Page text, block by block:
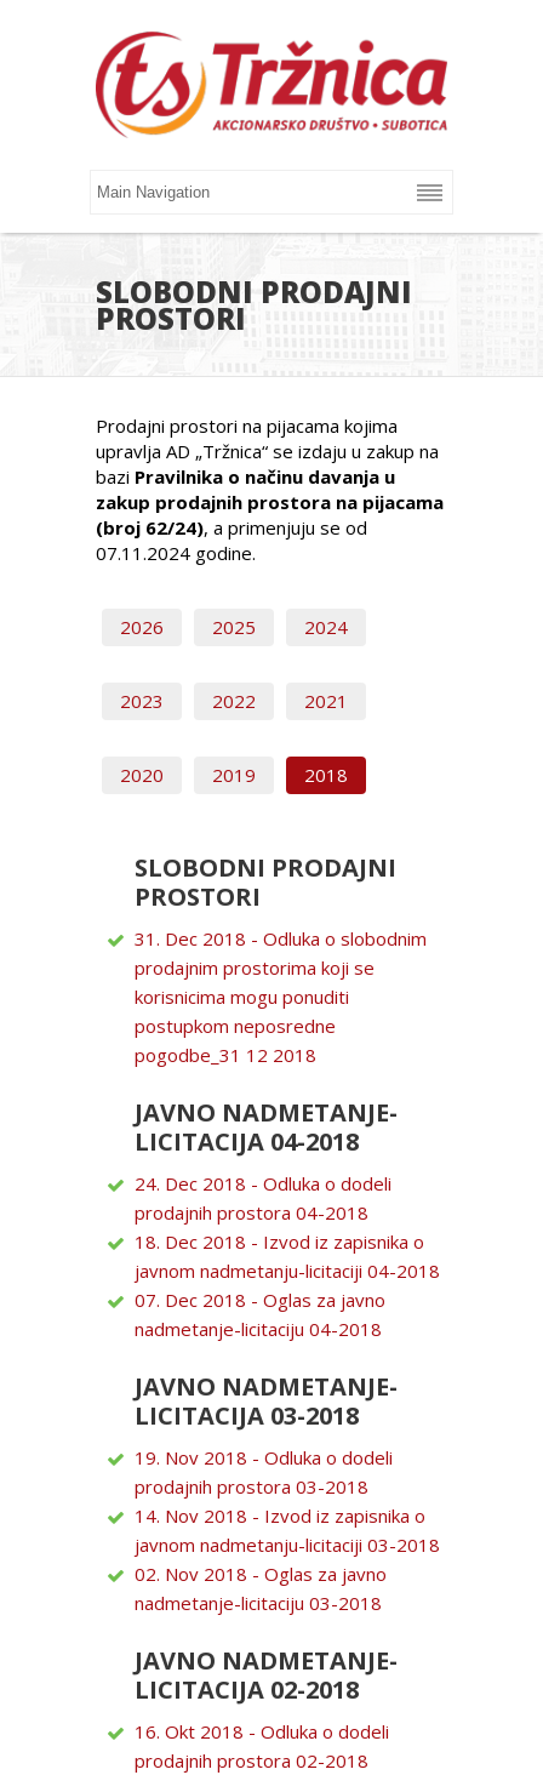
SLOBODNI PRODAJNI
PROSTORI
Prodajni prostori na pijacama kojima
upravlja AD „Tržnica“ se izdaju u zakup na
bazi Pravilnika o načinu davanja u
zakup prodajnih prostora na pijacama
(broj 62/24), a primenjuju se od
07.11.2024 godine.
2026 2025 2024
2023 2022 2021
2020 2019 2018
SLOBODNI PRODAJNI
PROSTORI
31. Dec 2018 - Odluka o slobodnim
prodajnim prostorima koji se
korisnicima mogu ponuditi
postupkom neposredne
pogodbe_31 12 2018
JAVNO NADMETANJE-
LICITACIJA 04-2018
24. Dec 2018 - Odluka o dodeli
prodajnih prostora 04-2018
18. Dec 2018 - Izvod iz zapisnika o
javnom nadmetanju-licitaciji 04-2018
07. Dec 2018 - Oglas za javno
nadmetanje-licitaciju 04-2018
JAVNO NADMETANJE-
LICITACIJA 03-2018
19. Nov 2018 - Odluka o dodeli
prodajnih prostora 03-2018
14. Nov 2018 - Izvod iz zapisnika o
javnom nadmetanju-licitaciji 03-2018
02. Nov 2018 - Oglas za javno
nadmetanje-licitaciju 03-2018
JAVNO NADMETANJE-
LICITACIJA 02-2018
16. Okt 2018 - Odluka o dodeli
prodajnih prostora 02-2018